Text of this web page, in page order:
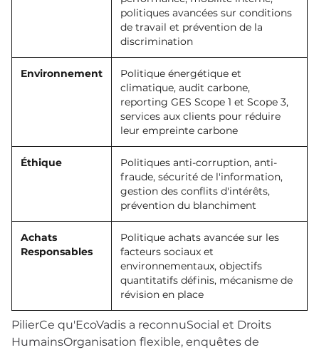
politiques avancées sur conditions
de travail et prévention de la
discrimination
Environnement
Politique énergétique et
climatique, audit carbone,
reporting GES Scope 1 et Scope 3,
services aux clients pour réduire
leur empreinte carbone
Éthique
Politiques anti-corruption, anti-
fraude, sécurité de l'information,
gestion des conflits d'intérêts,
prévention du blanchiment
Achats
Responsables
Politique achats avancée sur les
facteurs sociaux et
environnementaux, objectifs
quantitatifs définis, mécanisme de
révision en place
PilierCe qu'EcoVadis a reconnuSocial et Droits
HumainsOrganisation flexible, enquêtes de